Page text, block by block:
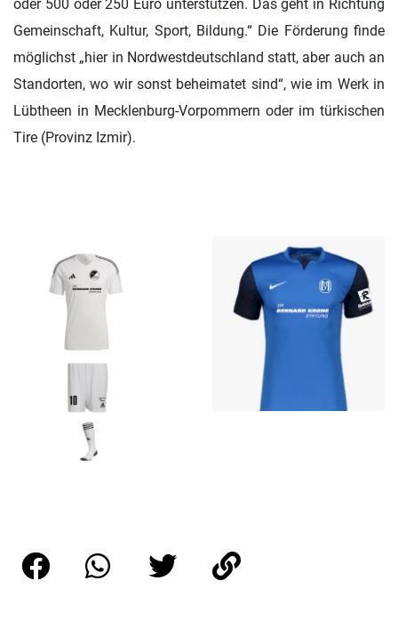
oder 500 oder 250 Euro unterstützen. Das geht in Richtung
Gemeinschaft, Kultur, Sport, Bildung.“ Die Förderung finde
möglichst „hier in Nordwestdeutschland statt, aber auch an
Standorten, wo wir sonst beheimatet sind“, wie im Werk in
Lübtheen in Mecklenburg-Vorpommern oder im türkischen
Tire (Provinz Izmir).